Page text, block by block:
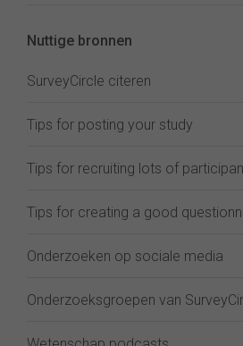
Nuttige bronnen
SurveyCircle citeren
Tips for posting your study
Tips for recruiting lots of
Tips for creating a good
Onderzoeken op sociale media
Onderzoeksgroepen van